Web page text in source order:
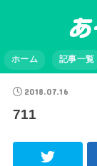
ホーム 記事一覧
2018.07.16
711